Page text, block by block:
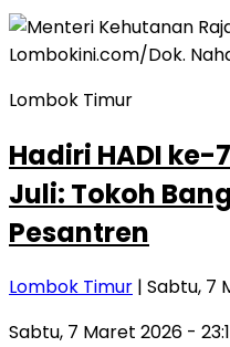
Lombok Timur
Hadiri HADI ke-
Juli: Tokoh
Pesantren
Lombok Timur | Sabtu, 7
Sabtu, 7 Maret 2026 -